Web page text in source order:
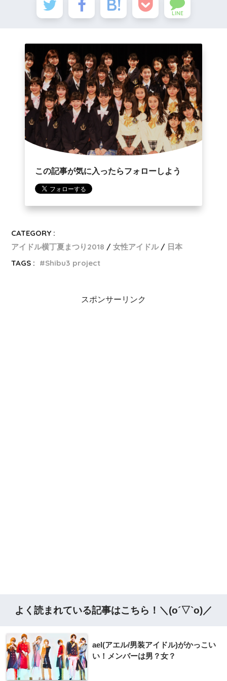
LINE
この記事が気に入ったらフォローしよう
CATEGORY :
アイドル横丁夏まつり2018
女性アイドル
日本
TAGS :
Shibu3 project
スポンサーリンク
よく読まれている記事はこちら！＼(o´▽`o)／
ael(アエル/男装アイドル)がかっこい
い！メンバーは男？女？